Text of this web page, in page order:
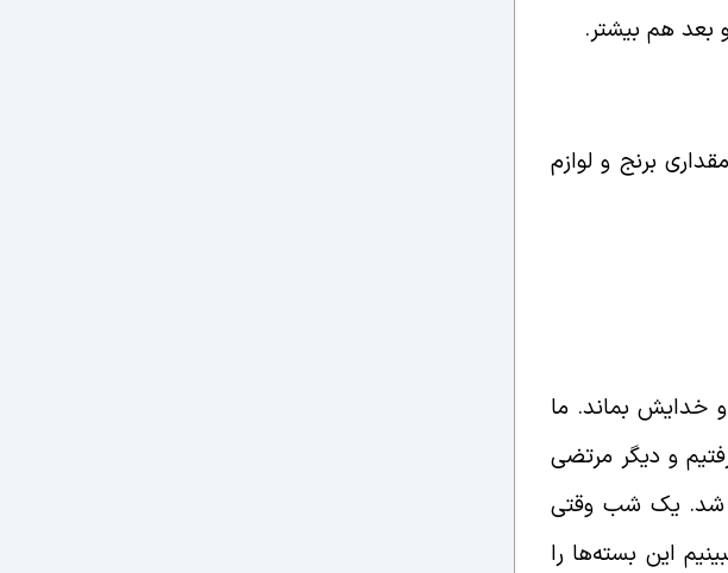
بعد هم بیشتر.
برنج و لوازم
خدایش بماند. ما
و دیگر مرتضی
شد. یک شب وقتی
این بسته‌ها را